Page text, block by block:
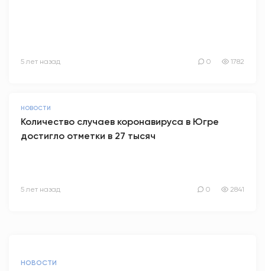
5 лет назад 0 1782
НОВОСТИ
Количество случаев коронавируса в Югре
достигло отметки в 27 тысяч
5 лет назад 0 2841
НОВОСТИ